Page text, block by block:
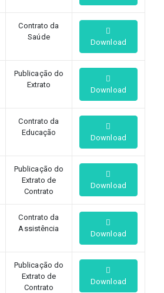
Contrato da
Saúde
Download
Publicação do
Extrato
Download
Contrato da
Educação
Download
Publicação do
Extrato de
Contrato
Download
Contrato da
Assistência
Download
Publicação do
Extrato de
Contrato
Download